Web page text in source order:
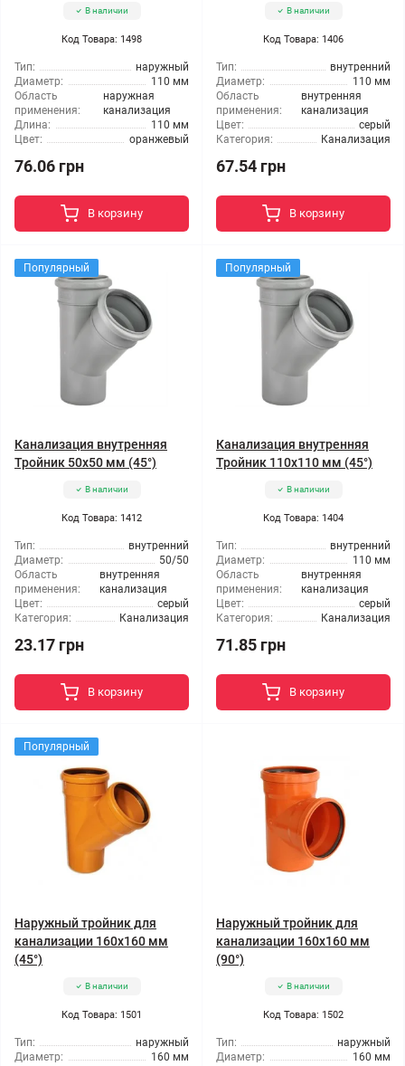
В наличии
Код Товара: 1498
Тип:
наружный
Диаметр:
110 мм
Область
применения:
наружная
канализация
Длина:
110 мм
Цвет:
оранжевый
76.06 грн
В корзину
В наличии
Код Товара: 1406
Тип:
внутренний
Диаметр:
110 мм
Область
применения:
внутренняя
канализация
Цвет:
серый
Категория:
Канализация
67.54 грн
В корзину
Популярный
Канализация внутренняя
Тройник 50x50 мм (45°)
В наличии
Код Товара: 1412
Тип:
внутренний
Диаметр:
50/50
Область
применения:
внутренняя
канализация
Цвет:
серый
Категория:
Канализация
23.17 грн
В корзину
Популярный
Канализация внутренняя
Тройник 110x110 мм (45°)
В наличии
Код Товара: 1404
Тип:
внутренний
Диаметр:
110 мм
Область
применения:
внутренняя
канализация
Цвет:
серый
Категория:
Канализация
71.85 грн
В корзину
Популярный
Наружный тройник для
канализации 160x160 мм
(45°)
В наличии
Код Товара: 1501
Тип:
наружный
Диаметр:
160 мм
Наружный тройник для
канализации 160x160 мм
(90°)
В наличии
Код Товара: 1502
Тип:
наружный
Диаметр:
160 мм